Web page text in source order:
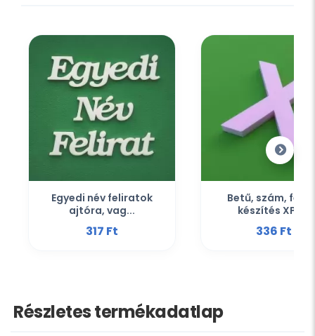
Egyedi név feliratok
ajtóra, vag...
317 Ft‎
Betű, szám,
készítés XPS...
336 Ft‎
Részletes termékadatlap